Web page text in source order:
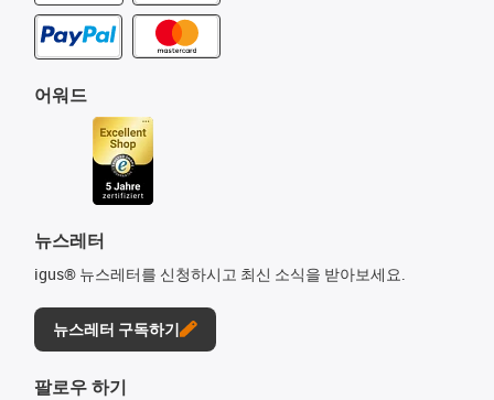
어워드
뉴스레터
igus® 뉴스레터를 신청하시고 최신 소식을 받아보세요.
뉴스레터 구독하기
팔로우 하기